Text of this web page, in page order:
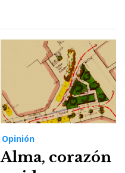
Opinión
Alma, corazón